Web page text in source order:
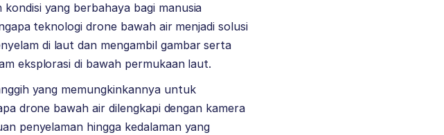
yang berbahaya bagi manusia
teknologi drone bawah air menjadi solusi
di laut dan mengambil gambar serta
eksplorasi di bawah permukaan laut.
yang memungkinkannya untuk
drone bawah air dilengkapi dengan kamera
penyelaman hingga kedalaman yang